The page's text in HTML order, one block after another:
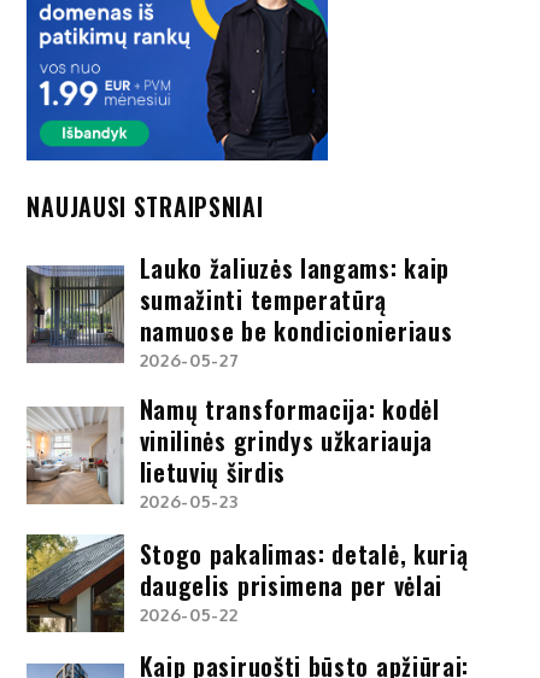
NAUJAUSI STRAIPSNIAI
Lauko žaliuzės langams: kaip
sumažinti temperatūrą
namuose be kondicionieriaus
2026-05-27
Namų transformacija: kodėl
vinilinės grindys užkariauja
lietuvių širdis
2026-05-23
Stogo pakalimas: detalė, kurią
daugelis prisimena per vėlai
2026-05-22
Kaip pasiruošti būsto apžiūrai: